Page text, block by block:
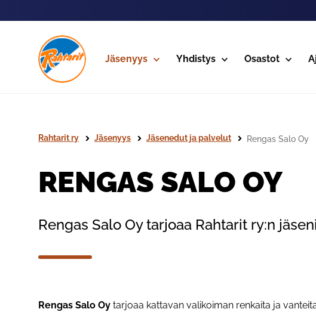
Jäsenyys Yhdistys Osastot
Rahtarit ry Jäsenyys Jäsenedut ja palvelut Rengas Salo Oy
RENGAS SALO OY
Rengas Salo Oy tarjoaa Rahtarit ry:n
Rengas Salo Oy tarjoaa kattavan valikoiman renkaita ja